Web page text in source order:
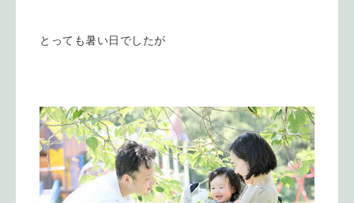
とっても暑い日でしたが